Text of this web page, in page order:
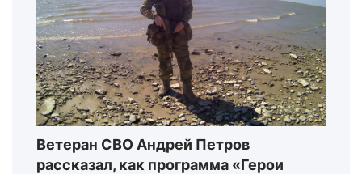
Ветеран СВО Андрей Петров
рассказал, как программа «Герои